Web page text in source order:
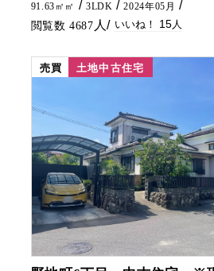
91.63㎡㎡ 3LDK 2024年05月
4687 15
売買 土地中古住宅
14